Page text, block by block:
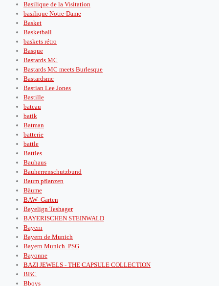
Basilique de la Visitation
basilique Notre-Dame
Basket
Basketball
baskets rétro
Basque
Bastards MC
Bastards MC meets Burlesque
Bastardsmc
Bastian Lee Jones
Bastille
bateau
batik
Batman
batterie
battle
Battles
Bauhaus
Bauherrenschutzbund
Baum pflanzen
Bäume
BAW- Garten
Bayelign Teshager
BAYERISCHEN STEINWALD
Bayern
Bayern de Munich
Bayern Munich. PSG
Bayonne
BAZI JEWELS - THE CAPSULE COLLECTION
BBC
Bboys